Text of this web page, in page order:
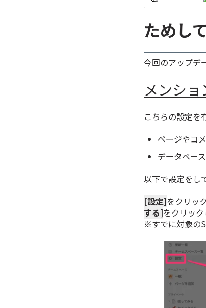
ためし
今回のアップデ
メンシ
こちらの設定を
ページやコ
データベー
以下で設定をし
[設定]をクリッ
する]をクリック
※すでに対象の